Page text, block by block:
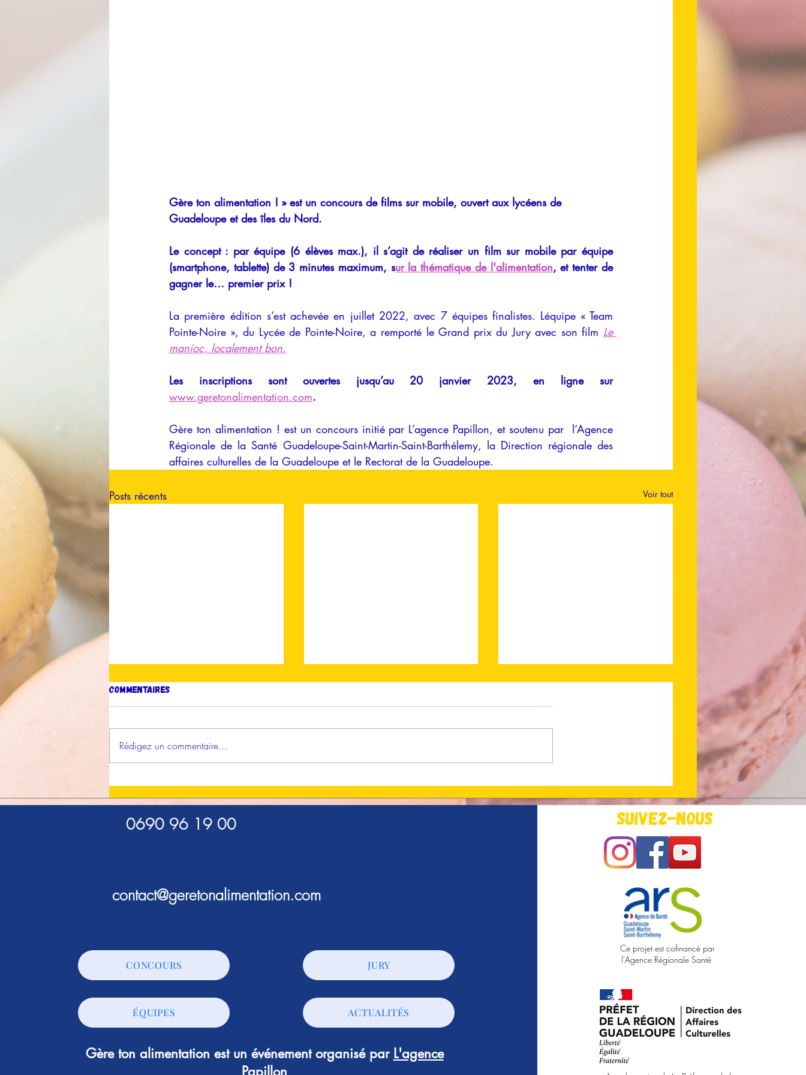
Gère ton alimentation ! » est un concours de films sur mobile, ouvert aux lycéens de
Guadeloupe et des îles du Nord.
Le concept : par équipe (6 élèves max.), il s’agit de réaliser un film sur mobile par équipe
(smartphone, tablette) de 3 minutes maximum, sur la thématique de l'alimentation, et tenter de
gagner le… premier prix !
La première édition s’est achevée en juillet 2022, avec 7 équipes finalistes. Léquipe « Team
Pointe-Noire », du Lycée de Pointe-Noire, a remporté le Grand prix du Jury avec son film Le
manioc, localement bon.
Les inscriptions sont ouvertes jusqu’au 20 janvier 2023, en ligne sur
www.geretonalimentation.com.
Gère ton alimentation ! est un concours initié par L’agence Papillon, et soutenu par  l’Agence
Régionale de la Santé Guadeloupe-Saint-Martin-Saint-Barthélemy, la Direction régionale des
affaires culturelles de la Guadeloupe et le Rectorat de la Guadeloupe.
Posts récents Voir tout
Presse : AF Production sur
France-Antilles
Les Grignoteuses Gagnantes
sur France-Antilles !
Commentaires
Rédigez un commentaire...
0690 96 19 00
contact@geretonalimentation.com
CONCOURS
ÉQUIPES
JURY
ACTUALITÉS
Gère ton alimentation est un événement organisé par L'agence
Papillon
Suivez-nous
Ce projet est cofinancé par
l'Agence Régionale Santé